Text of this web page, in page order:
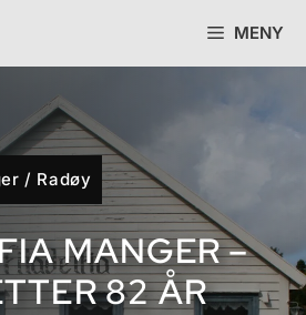
MENY
/ Radøy
MANGER –
82 ÅR